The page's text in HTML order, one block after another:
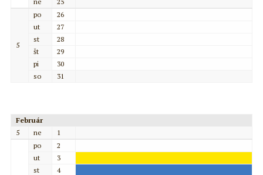
5
po
26
ut
27
st
28
št
29
pi
30
so
31
Február
5
ne 1
po
2
ut
3
st
4